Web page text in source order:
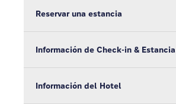
Reservar una estancia
Información de Check-in & Estancia
Información del Hotel